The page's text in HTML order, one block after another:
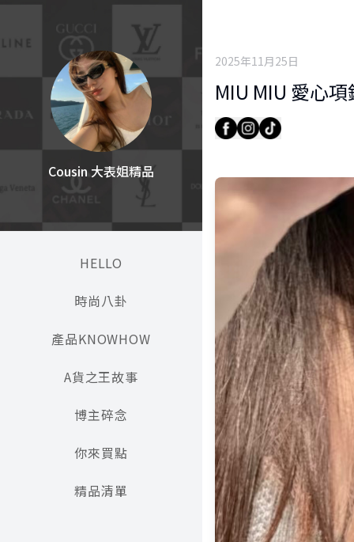
Cousin 大表姐精品
HELLO
時尚八卦
產品KNOWHOW
A貨之王故事
博主碎念
你來買點
精品清單
2025年11月25日
MIU MIU 愛心